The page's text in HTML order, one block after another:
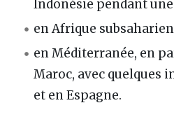
Indonésie pendant une
en Afrique
en Méditerranée, en
Maroc, avec quelques
et en Espagne.